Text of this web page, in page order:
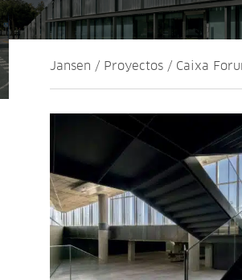
Jansen / Proyectos / Caixa